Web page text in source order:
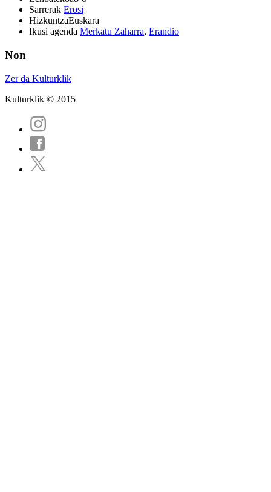
Sarrerak Erosi
HizkuntzaEuskara
Ikusi agenda Merkatu Zaharra, Erandio
Non
Zer da Kulturklik
Kulturklik © 2015